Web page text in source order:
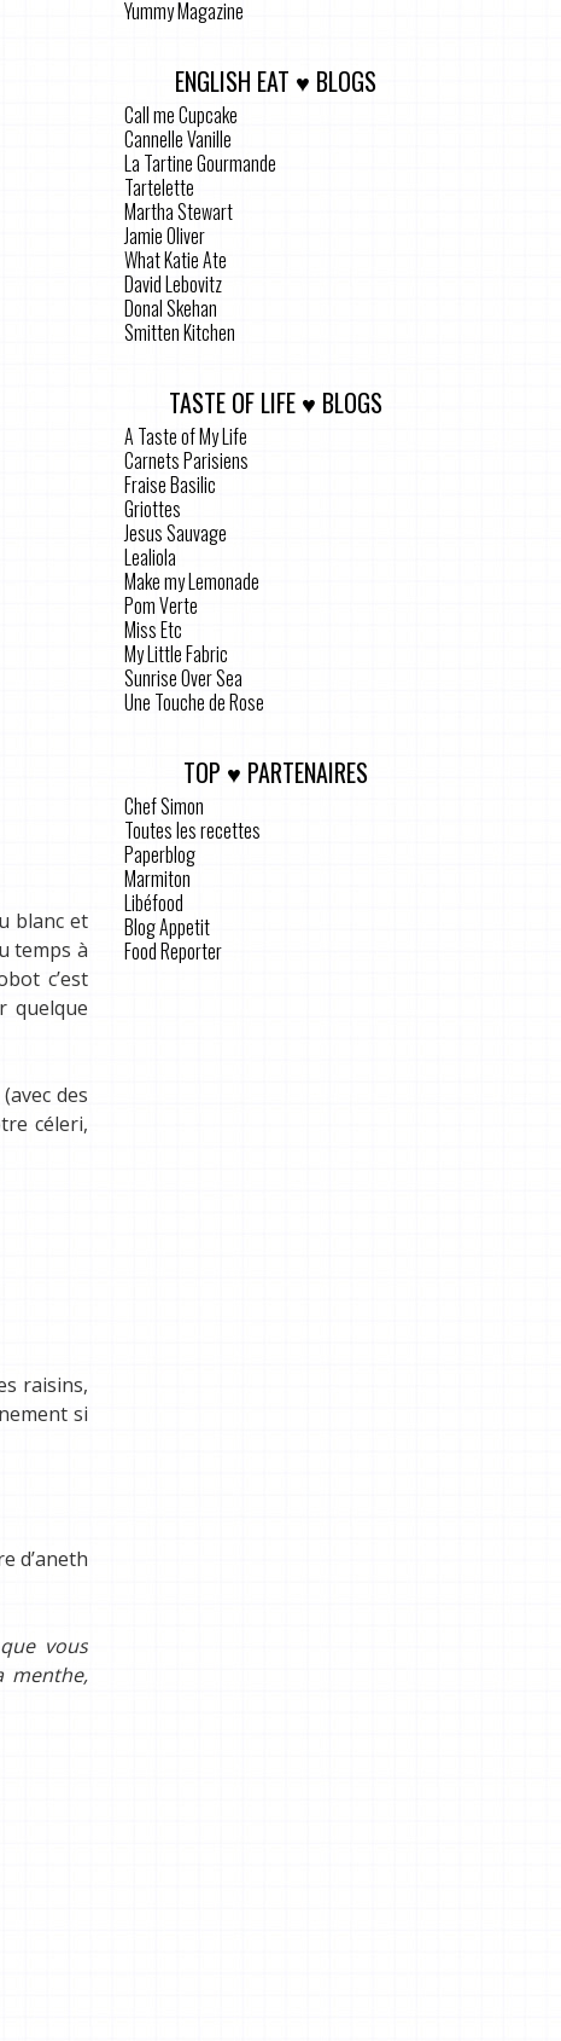
blanc et
temps à
c’est
quelque
des
céleri,
raisins,
si
d’aneth
vous
menthe,
Yummy Magazine
ENGLISH EAT ♥ BLOGS
Call me Cupcake
Cannelle Vanille
La Tartine Gourmande
Tartelette
Martha Stewart
Jamie Oliver
What Katie Ate
David Lebovitz
Donal Skehan
Smitten Kitchen
TASTE OF LIFE ♥ BLOGS
A Taste of My Life
Carnets Parisiens
Fraise Basilic
Griottes
Jesus Sauvage
Lealiola
Make my Lemonade
Pom Verte
Miss Etc
My Little Fabric
Sunrise Over Sea
Une Touche de Rose
TOP ♥ PARTENAIRES
Chef Simon
Toutes les recettes
Paperblog
Marmiton
Libéfood
Blog Appetit
Food Reporter